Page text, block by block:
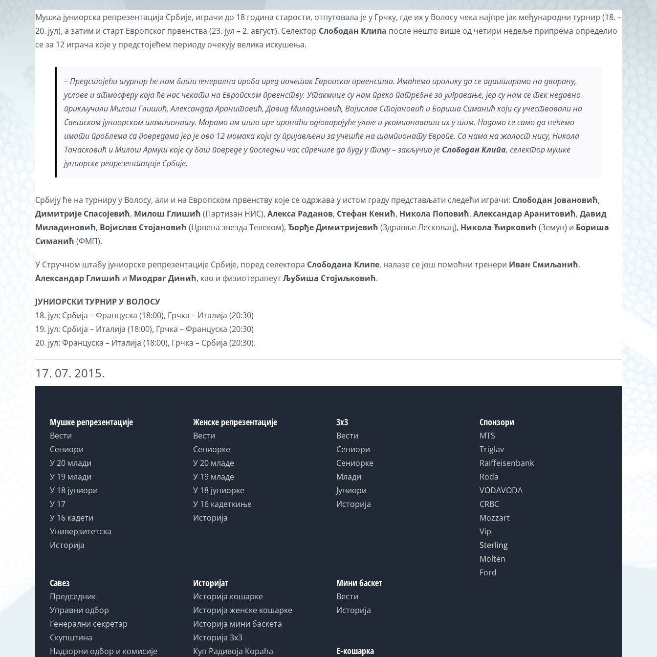
View
Larger
Image
Мушка јуниорска репрезентација Србије, играчи до 18 година старости, отпутовала је у Грчку, где их у Волосу чека најпре јак међународни турнир (18. –
20. јул), а затим и старт Европског првенства (23. јул – 2. август). Селектор Слободан Клипа после нешто више од четири недеље припрема определио
се за 12 играча које у предстојећем периоду очекују велика искушења.
– Предстојећи турнир ће нам бити генерална проба пред почетак Европског првенства. Имаћемо прилику да се адаптирамо на дворану,
услове и атмосферу која ће нас чекати на Европском првенству. Утакмице су нам преко потребне за уигравање, јер су нам се тек недавно
прикључили Милош Глишић, Александар Аранитовић, Давид Миладиновић, Војислав Стојановић и Бориша Симанић који су учествовали на
Светском јуниорском шампионату. Морамо им што пре пронаћи одговарајуће улоге и укомпоновати их у тим. Надамо се само да нећемо
имати проблема са повредама јер је ово 12 момака који су пријављени за учешће на шампионату Европе. Са нама на жалост нису, Никола
Танасковић и Милош Армуш које су баш повреде у последњи час спречиле да буду у тиму – закључио је Слободан Клипа, селектор мушке
јуниорске репрезентације Србије.
Србију ће на турниру у Волосу, али и на Европском првенству које се одржава у истом граду представљати следећи играчи: Слободан Јовановић,
Димитрије Спасојевић, Милош Глишић (Партизан НИС), Алекса Раданов, Стефан Кенић, Никола Поповић, Александар Аранитовић, Давид
Миладиновић, Војислав Стојановић (Црвена звезда Телеком), Ђорђе Димитријевић (Здравље Лесковац), Никола Ћирковић (Земун) и Бориша
Симанић (ФМП).
У Стручном штабу јуниорске репрезентације Србије, поред селектора Слободана Клипе, налазе се још помоћни тренери Иван Смиљанић,
Александар Глишић и Миодраг Динић, као и физиотерапеутЉубиша Стојиљковић.
ЈУНИОРСКИ ТУРНИР У ВОЛОСУ
18. јул: Србија – Француска (18:00), Грчка – Италија (20:30)
19. јул: Србија – Италија (18:00), Грчка – Француска (20:30)
20. јул: Француска – Италија (18:00), Грчка – Србија (20:30).
17. 07. 2015.
Мушке репрезентације
Вести
Сениори
У 20 млади
У 19 млади
У 18 јуниори
У 17
У 16 кадети
Универзитетска
Историја
Савез
Председник
Управни одбор
Генерални секретар
Скупштина
Надзорни одбор и комисије
Женске репрезентације
Вести
Сениорке
У 20 младе
У 19 младе
У 18 јуниорке
У 16 кадеткиње
Историја
Историјат
Историја кошарке
Историја женске кошарке
Историја мини баскета
Историја 3x3
Куп Радивоја Кораћа
3x3
Вести
Сениори
Сениорке
Млади
Јуниори
Историја
Мини баскет
Вести
Историја
Е-кошарка
Спонзори
MTS
Triglav
Raiffeisenbank
Roda
VODAVODA
CRBC
Mozzart
Vip
Sterling
Molten
Ford